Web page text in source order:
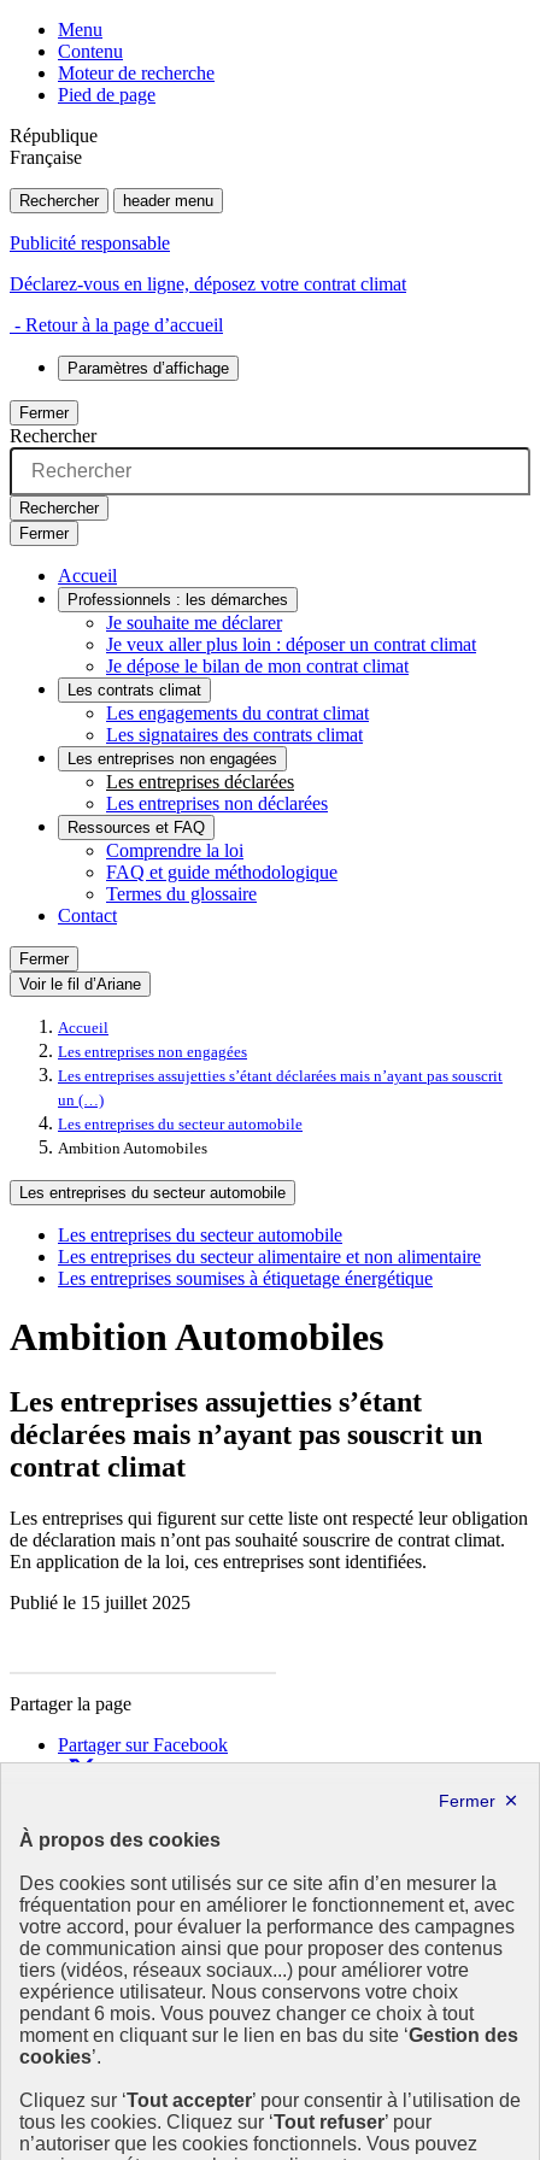
Menu
Contenu
Moteur de recherche
Pied de page
République
Française
Rechercher header menu
Publicité responsable
Déclarez-vous en ligne, déposez votre contrat climat
- Retour à la page d’accueil
Paramètres d’affichage
Fermer
Rechercher
Rechercher
Fermer
Accueil
Professionnels : les démarches
Je souhaite me déclarer
Je veux aller plus loin : déposer un contrat climat
Je dépose le bilan de mon contrat climat
Les contrats climat
Les engagements du contrat climat
Les signataires des contrats climat
Les entreprises non engagées
Les entreprises déclarées
Les entreprises non déclarées
Ressources et FAQ
Comprendre la loi
FAQ et guide méthodologique
Termes du glossaire
Contact
Fermer
Voir le fil d’Ariane
Accueil
Les entreprises non engagées
Les entreprises assujetties s’étant déclarées mais n’ayant pas souscrit
un (…)
Les entreprises du secteur automobile
Ambition Automobiles
Les entreprises du secteur automobile
Les entreprises du secteur automobile
Les entreprises du secteur alimentaire et non alimentaire
Les entreprises soumises à étiquetage énergétique
Ambition Automobiles
Les entreprises assujetties s’étant
déclarées mais n’ayant pas souscrit un
contrat climat
Les entreprises qui figurent sur cette liste ont respecté leur obligation
de déclaration mais n’ont pas souhaité souscrire de contrat climat.
En application de la loi, ces entreprises sont identifiées.
Publié le 15 juillet 2025
Partager la page
Partager sur Facebook
Copier dans le presse-papier
République
Française
Le portail est conçu pour être le point d'accès national à la
déclaration et au dépôt des contrats climat communications
commerciales et transition écologique. Il s'agit d'un site
gouvernemental, produit par le Commissariat général au
développement durable (CGDD), direction du ministère de la
info.gouv.fr- ouvre une nouvelle fenêtre
service-public.fr- ouvre une nouvelle fenêtre
À propos des cookies
Des cookies sont utilisés sur ce site afin d’en mesurer la
fréquentation pour en améliorer le fonctionnement et, avec
votre accord, pour évaluer la performance des campagnes
de communication ainsi que pour proposer des contenus
tiers (vidéos, réseaux sociaux...) pour améliorer votre
expérience utilisateur. Nous conservons votre choix
pendant 6 mois. Vous pouvez changer ce choix à tout
moment en cliquant sur le lien en bas du site ‘Gestion des
cookies’.
Cliquez sur ‘Tout accepter’ pour consentir à l’utilisation de
tous les cookies. Cliquez sur ‘Tout refuser’ pour
n’autoriser que les cookies fonctionnels. Vous pouvez